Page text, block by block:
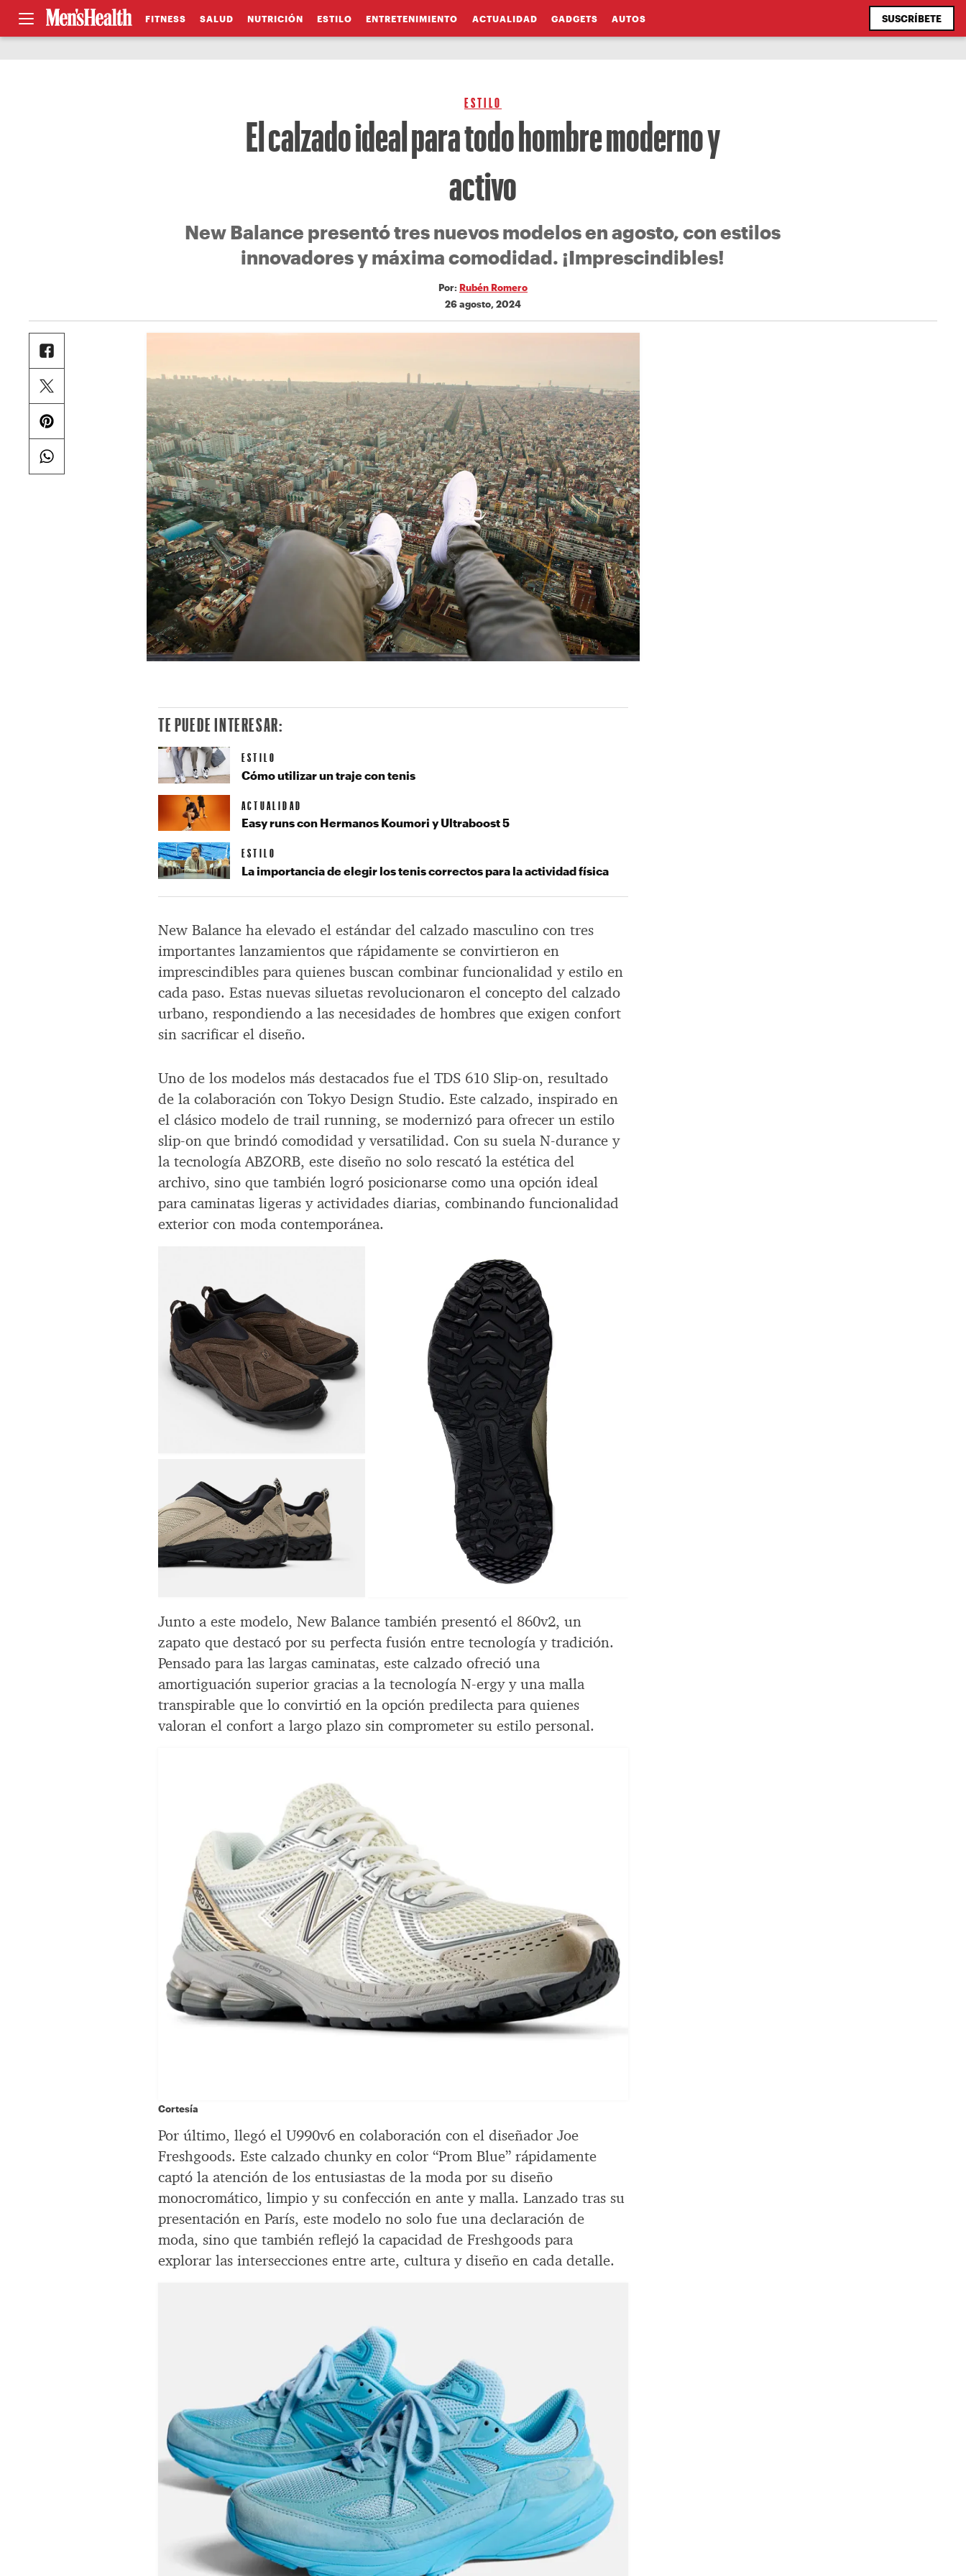
FITNESS SALUD NUTRICIÓN ESTILO ENTRETENIMIENTO ACTUALIDAD GADGETS AUTOS SUSCRÍBETE
ESTILO
El calzado ideal para todo hombre moderno y
activo
New Balance presentó tres nuevos modelos en agosto, con estilos
innovadores y máxima comodidad. ¡Imprescindibles!
Por: Rubén Romero
26 agosto, 2024
New Balance ha elevado el estándar del calzado masculino con tres
importantes lanzamientos que rápidamente se convirtieron en
imprescindibles para quienes buscan combinar funcionalidad y estilo en
cada paso. Estas nuevas siluetas revolucionaron el concepto del calzado
urbano, respondiendo a las necesidades de hombres que exigen confort
sin sacrificar el diseño.
Uno de los modelos más destacados fue el TDS 610 Slip-on, resultado
de la colaboración con Tokyo Design Studio. Este calzado, inspirado en
el clásico modelo de trail running, se modernizó para ofrecer un estilo
slip-on que brindó comodidad y versatilidad. Con su suela N-durance y
la tecnología ABZORB, este diseño no solo rescató la estética del
archivo, sino que también logró posicionarse como una opción ideal
para caminatas ligeras y actividades diarias, combinando funcionalidad
exterior con moda contemporánea.
Junto a este modelo, New Balance también presentó el 860v2, un
zapato que destacó por su perfecta fusión entre tecnología y tradición.
Pensado para las largas caminatas, este calzado ofreció una
amortiguación superior gracias a la tecnología N-ergy y una malla
transpirable que lo convirtió en la opción predilecta para quienes
valoran el confort a largo plazo sin comprometer su estilo personal.
Cortesía
Por último, llegó el U990v6 en colaboración con el diseñador Joe
Freshgoods. Este calzado chunky en color “Prom Blue” rápidamente
captó la atención de los entusiastas de la moda por su diseño
monocromático, limpio y su confección en ante y malla. Lanzado tras su
presentación en París, este modelo no solo fue una declaración de
moda, sino que también reflejó la capacidad de Freshgoods para
explorar las intersecciones entre arte, cultura y diseño en cada detalle.
TE PUEDE INTERESAR:
ESTILO
Cómo utilizar un traje con tenis
ACTUALIDAD
Easy runs con Hermanos Koumori y Ultraboost 5
ESTILO
La importancia de elegir los tenis correctos para la actividad física